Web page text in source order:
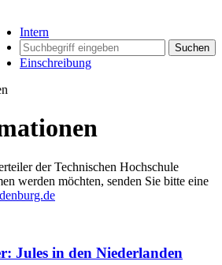
Intern
Suchen
Einschreibung
der Technischen Hochschule
werden möchten, senden Sie bitte eine
Jules in den Niederlanden